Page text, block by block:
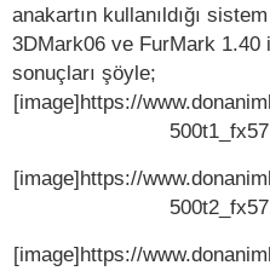
anakartın kullanıldığı
3DMark06 ve FurMark 1.40
sonuçları şöyle;
[image]https://
[image]https://
[image]https://